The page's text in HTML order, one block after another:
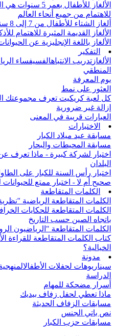
الألغاز للأطفال
للاهتمام من جميع أنحاء العالم
ألغاز الشتاء للأطفال من 7 إلى 8 سنوات - 30 مشكلة ممتعة
الألغاز القديمة المثيرة للاهتمام
الألغاز باللغة الإنجليزية عن
التفكير
الألغاز تدريب الانتباهالفسيفساء
المنطقي
يوم المعرفة
العثور على نمط
كل لعبة كريكيت تعرف مجموعتك
إزالة غير ضرورية
العبارات قريبة في المعنى
الاختبارات
مسابقة عيد ميلاد الكبار
مسابقة المحيطات والبحار
اختبار لشركة كبيرة - ماذا تعرف
البلدان
اختبار رأس السنة للكبار على
صحيح أم لا - اختبار ممتع للحيوانات
الكلمات المتقاطعة
الكلمات المتقاطعة الرياضية
الكلمات المتقاطعة للحكايات
باتجاه الصين حسب التاريخ
الكلمات المتقاطعة "الرياضيون
كتاب الكلمات المتقاطعة للقراءة
الخيالية؟
مدونة
سيناريوهات لحفلات الأطفال
الدراسة
أسرار مضحكة للمهام
ماذا تعطي لحفل زفاف بيديك
مسابقات الزفاف الحديثة
نص باتي الجنس
مسابقات حزب الكبار